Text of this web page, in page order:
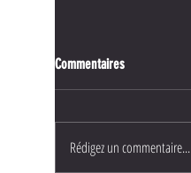
Commentaires
Rédigez un commentaire...